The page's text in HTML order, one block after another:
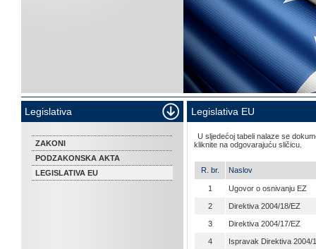
Legislativa
ZAKONI
PODZAKONSKA AKTA
LEGISLATIVA EU
Legislativa EU
U sljedećoj tabeli nalaze se
kliknite na odgovarajuću sličicu.
R. br. Naslov
1 Ugovor o osnivanju EZ
2 Direktiva 2004/18/EZ
3 Direktiva 2004/17/EZ
4 Ispravak Direktiva 2004/